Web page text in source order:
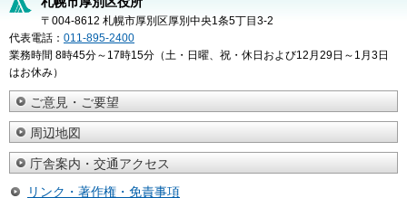
〒004-8612 札幌市厚別区厚別中央1条5丁目3-2
代表電話： 011-895-2400
業務時間 8時45分～17時15分（土・日曜、祝・休日および12月29日～1月3日
はお休み）
ご意見・ご要望
周辺地図
庁舎案内・交通アクセス
リンク・著作権・免責事項